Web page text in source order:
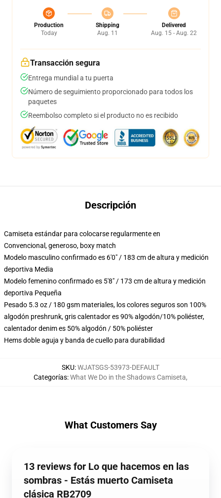
Production
Today
Shipping
Aug. 11
Delivered
Aug. 15 - Aug. 22
Transacción segura
Entrega mundial a tu puerta
Número de seguimiento proporcionado para todos los
paquetes
Reembolso completo si el producto no es recibido
Descripción
Camiseta estándar para colocarse regularmente en
Convencional, generoso, boxy match
Modelo masculino confirmado es 6'0" / 183 cm de altura y medición
deportiva Media
Modelo femenino confirmado es 5'8" / 173 cm de altura y medición
deportiva Pequeña
Pesado 5.3 oz / 180 gsm materiales, los colores seguros son 100%
algodón preshrunk, gris calentador es 90% algodón/10% poliéster,
calentador denim es 50% algodón / 50% poliéster
Hems doble aguja y banda de cuello para durabilidad
SKU:WJATSGS-53973-DEFAULT
Categorías:What We Do in the Shadows Camiseta,
What Customers Say
13 reviews for Lo que hacemos en las
sombras - Estás muerto Camiseta
clásica RB2709